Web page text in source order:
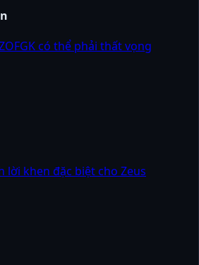
có thể phải thất vọng
lời khen đặc biệt cho Zeus